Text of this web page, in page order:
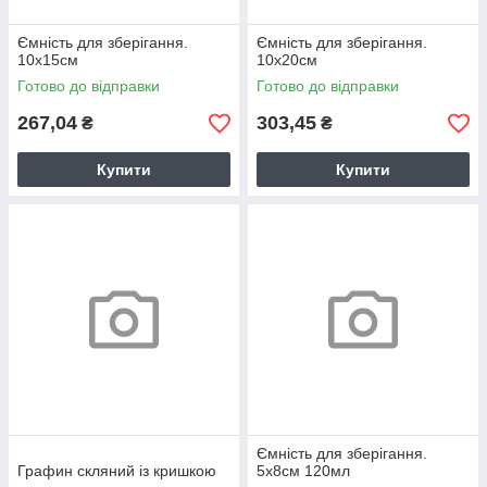
Ємність для зберігання.
10х15см
Готово до відправки
267,04 ₴
Купити
Ємність для зберігання.
10х20см
Готово до відправки
303,45 ₴
Купити
Графин скляний із кришкою
Ємність для зберігання.
5х8см 120мл